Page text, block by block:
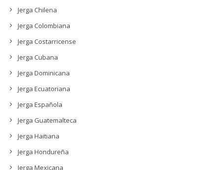
Jerga Chilena
Jerga Colombiana
Jerga Costarricense
Jerga Cubana
Jerga Dominicana
Jerga Ecuatoriana
Jerga Española
Jerga Guatemalteca
Jerga Haitiana
Jerga Hondureña
Jerga Mexicana